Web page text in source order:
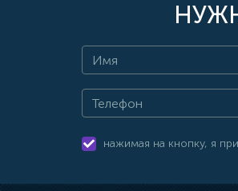
нажимая на кнопку, я